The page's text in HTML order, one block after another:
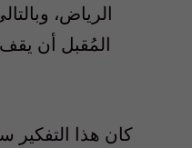
الرياض،
المُقبل أن
كان هذا التفكير